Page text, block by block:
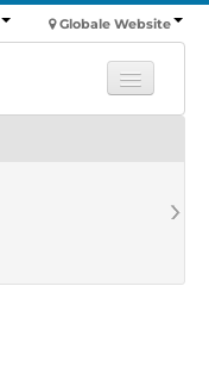
Globale Website